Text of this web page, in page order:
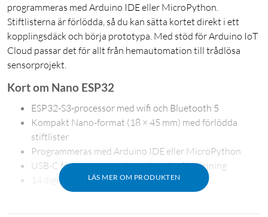
programmeras med Arduino IDE eller MicroPython.
Stiftlisterna är förlödda, så du kan sätta kortet direkt i ett
kopplingsdäck och börja prototypa. Med stöd för Arduino IoT
Cloud passar det för allt från hemautomation till trådlösa
sensorprojekt.
LÄS MER OM PRODUKTEN
Kort om Nano ESP32
ESP32-S3-processor med wifi och Bluetooth 5
Kompakt Nano-format (18 × 45 mm) med förlödda
stiftlister
Programmeras med Arduino IDE eller MicroPython
USB-C för programmering och strömförsörjning
14 digitala och 8 analoga pinnar